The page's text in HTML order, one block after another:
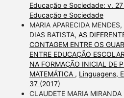
Educação e Sociedade: v.
Educação e Sociedade
MARIA APARECIDA
DIAS BATISTA, AS
CONTAGEM ENTRE OS
ENTRE EDUCAÇÃO
NA FORMAÇÃO INICIAL DE
MATEMÁTICA , Linguagens,
37 (2017)
CLAUDETE MARIA MIRANDA